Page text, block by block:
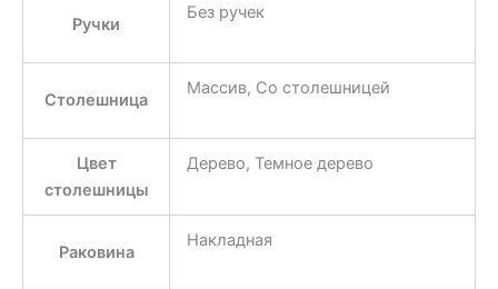
Ручки
Без ручек
Столешница
Массив, Со столешницей
Цвет
столешницы
Дерево, Темное дерево
Раковина
Накладная